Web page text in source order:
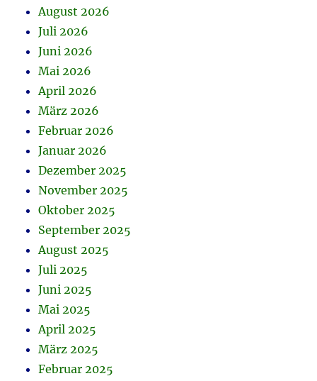
August 2026
Juli 2026
Juni 2026
Mai 2026
April 2026
März 2026
Februar 2026
Januar 2026
Dezember 2025
November 2025
Oktober 2025
September 2025
August 2025
Juli 2025
Juni 2025
Mai 2025
April 2025
März 2025
Februar 2025